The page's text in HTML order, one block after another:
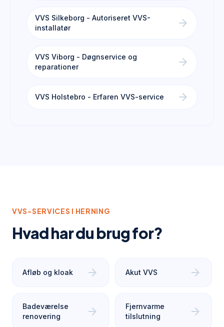
VVS Silkeborg - Autoriseret VVS-
installatør
arrow_forward
VVS Viborg - Døgnservice og
reparationer
arrow_forward
VVS Holstebro - Erfaren VVS-service arrow_forward
VVS-SERVICES I HERNING
Hvad har du brug for?
Afløb og kloak arrow_forward Akut VVS arrow_forward
Badeværelse
renovering
arrow_forward
Fjernvarme
tilslutning
arrow_forward